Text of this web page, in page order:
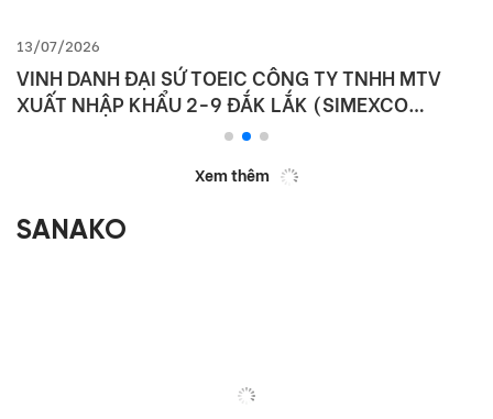
13/07/2026
VINH DANH ĐẠI SỨ TOEIC CÔNG TY TNHH MTV
XUẤT NHẬP KHẨU 2-9 ĐẮK LẮK (SIMEXCO
Xem thêm
SANAKO